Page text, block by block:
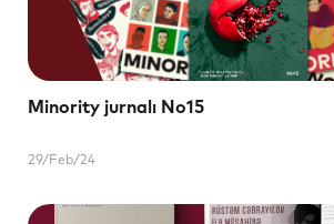
Minority jurnalı No15
29/Feb/24